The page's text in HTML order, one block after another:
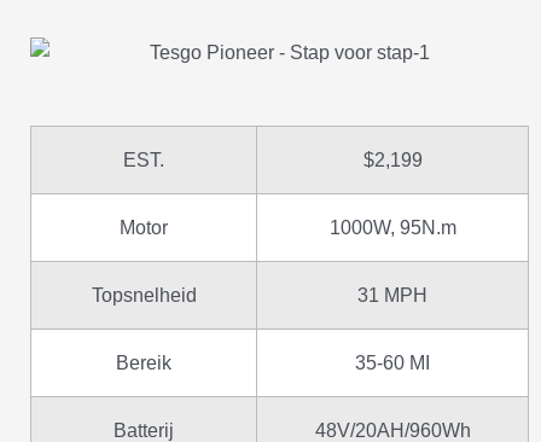
EST. $2,199
Motor 1000W, 95N.m
Topsnelheid 31 MPH
Bereik 35-60 MI
Batterij 48V/20AH/960Wh